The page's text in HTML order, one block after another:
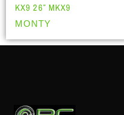
KX9 26″ MKX9
MONTY